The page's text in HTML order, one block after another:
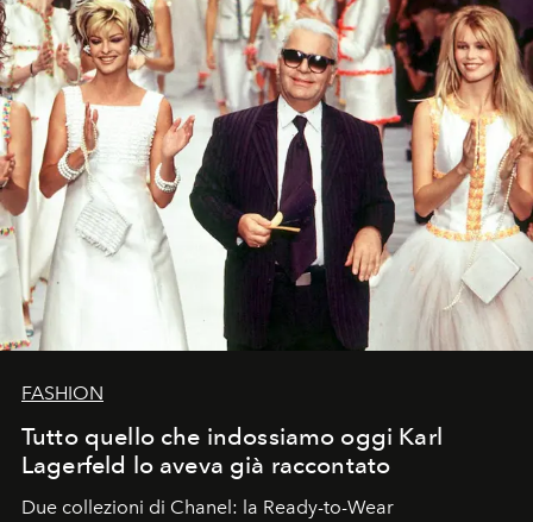
FASHION
Tutto quello che indossiamo oggi Karl
Lagerfeld lo aveva già raccontato
Due collezioni di Chanel: la Ready-to-Wear